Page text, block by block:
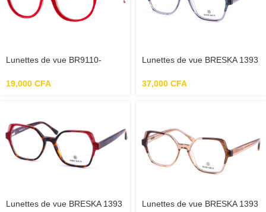
Lunettes de vue BR9110-
19,000 CFA
Lunettes de vue BRESKA 1393
37,000 CFA
Lunettes de vue BRESKA 1393
Lunettes de vue BRESKA 1393